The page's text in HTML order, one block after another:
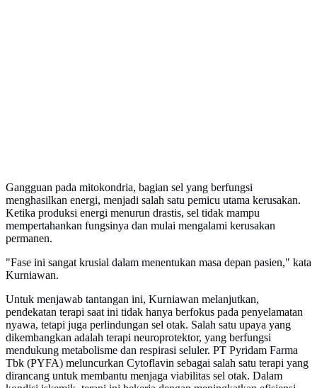
Gangguan pada mitokondria, bagian sel yang berfungsi
menghasilkan energi, menjadi salah satu pemicu utama kerusakan.
Ketika produksi energi menurun drastis, sel tidak mampu
mempertahankan fungsinya dan mulai mengalami kerusakan
permanen.
"Fase ini sangat krusial dalam menentukan masa depan pasien," kata
Kurniawan.
Untuk menjawab tantangan ini, Kurniawan melanjutkan,
pendekatan terapi saat ini tidak hanya berfokus pada penyelamatan
nyawa, tetapi juga perlindungan sel otak. Salah satu upaya yang
dikembangkan adalah terapi neuroprotektor, yang berfungsi
mendukung metabolisme dan respirasi seluler. PT Pyridam Farma
Tbk (PYFA) meluncurkan Cytoflavin sebagai salah satu terapi yang
dirancang untuk membantu menjaga viabilitas sel otak. Dalam